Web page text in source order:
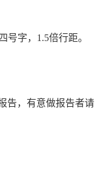
号字，1.5倍行距。
告，有意做报告者请